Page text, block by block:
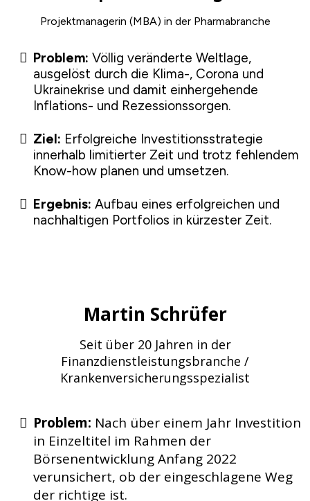
Projektmanagerin (MBA) in der Pharmabranche
Problem: Völlig veränderte Weltlage,
ausgelöst durch die Klima-, Corona und
Ukrainekrise und damit einhergehende
Inflations- und Rezessionssorgen.
Ziel: Erfolgreiche Investitionsstrategie
innerhalb limitierter Zeit und trotz fehlendem
Know-how planen und umsetzen.
Ergebnis: Aufbau eines erfolgreichen und
nachhaltigen Portfolios in kürzester Zeit.
Martin Schrüfer
Seit über 20 Jahren in der
Finanzdienstleistungsbranche /
Krankenversicherungsspezialist
Problem: Nach über einem Jahr Investition
in Einzeltitel im Rahmen der
Börsenentwicklung Anfang 2022
verunsichert, ob der eingeschlagene Weg
der richtige ist.